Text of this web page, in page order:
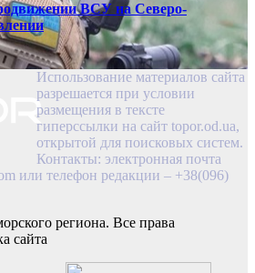
ВСУ на Северо-
Использование материалов сайта
разрешается при условии
размещения в тексте
гиперссылки на сайт topor.od.ua,
открытой для поисковых систем.
Контакты: электронная почта
или телефон редакции – +38(096)
региона. Все права
сайта